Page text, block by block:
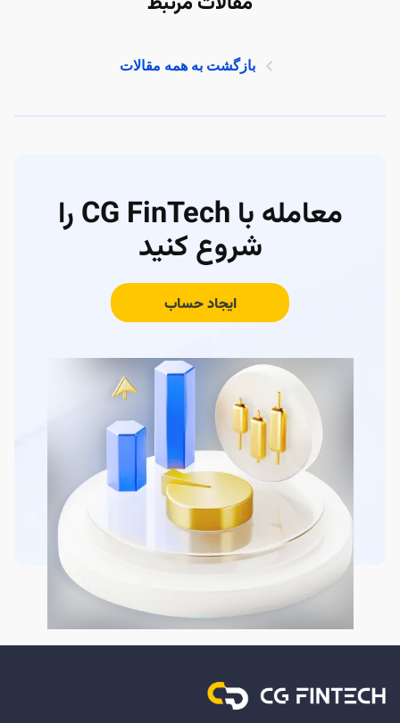
بازگشت به همه مقالات
معامله با CG FinTech را
شروع کنید
ایجاد حساب